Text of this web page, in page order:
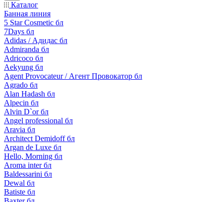
Каталог
Банная линия
5 Star Cosmetic бл
7Days бл
Adidas / Адидас бл
Admiranda бл
Adricoco бл
Aekyung бл
Agent Provocateur / Агент Провокатор бл
Agrado бл
Alan Hadash бл
Alpecin бл
Alvin D`or бл
Angel professional бл
Aravia бл
Architect Demidoff бл
Argan de Luxe бл
Hello, Morning бл
Aroma inter бл
Baldessarini бл
Dewal бл
Batiste бл